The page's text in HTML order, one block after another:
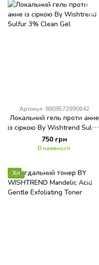
Артикул: 8809572890642
Локальний гель проти акне
із сіркою By Wishtrend Sulfur
3% Clean Gel
750 грн
В наявності
Хіт